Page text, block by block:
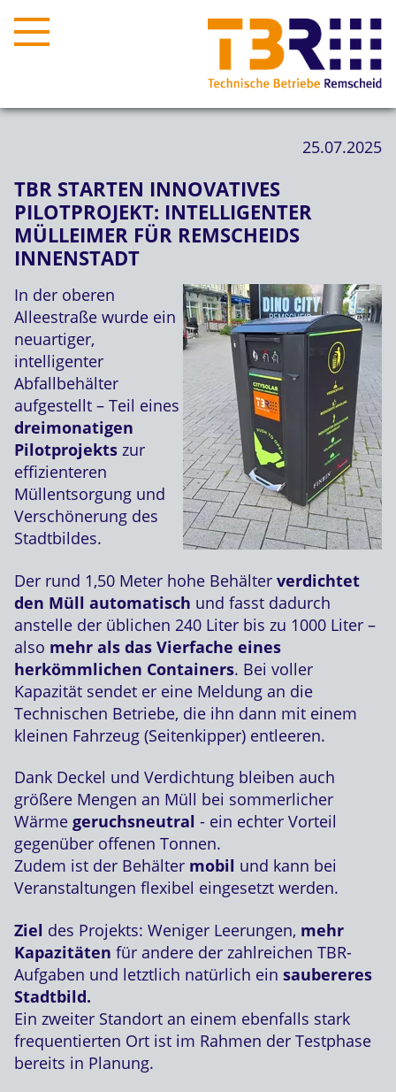
25.07.2025
TBR STARTEN INNOVATIVES
PILOTPROJEKT: INTELLIGENTER
MÜLLEIMER FÜR REMSCHEIDS
INNENSTADT
In der oberen
Alleestraße wurde ein
neuartiger,
intelligenter
Abfallbehälter
aufgestellt – Teil eines
dreimonatigen
Pilotprojekts zur
effizienteren
Müllentsorgung und
Verschönerung des
Stadtbildes.
Der rund 1,50 Meter hohe Behälter verdichtet
den Müll automatisch und fasst dadurch
anstelle der üblichen 240 Liter bis zu 1000 Liter –
also mehr als das Vierfache eines
herkömmlichen Containers. Bei voller
Kapazität sendet er eine Meldung an die
Technischen Betriebe, die ihn dann mit einem
kleinen Fahrzeug (Seitenkipper) entleeren.
Dank Deckel und Verdichtung bleiben auch
größere Mengen an Müll bei sommerlicher
Wärme geruchsneutral - ein echter Vorteil
gegenüber offenen Tonnen.
Zudem ist der Behälter mobil und kann bei
Veranstaltungen flexibel eingesetzt werden.
Ziel des Projekts: Weniger Leerungen, mehr
Kapazitäten für andere der zahlreichen TBR-
Aufgaben und letztlich natürlich ein saubereres
Stadtbild.
Ein zweiter Standort an einem ebenfalls stark
frequentierten Ort ist im Rahmen der Testphase
bereits in Planung.